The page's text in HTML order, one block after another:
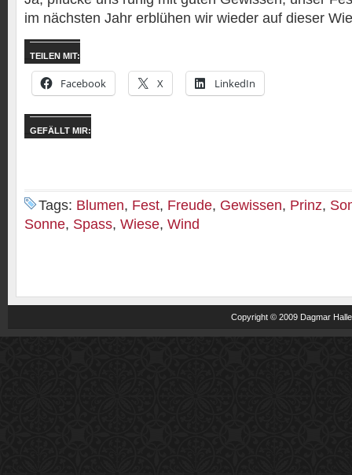
im nächsten Jahr erblühen wir wieder auf dieser
TEILEN MIT:
Facebook X LinkedIn
GEFÄLLT MIR:
Tags: Blumen, Fest, Freude, Gewissen, Prinz,
Sonne, Spass, Wiese, Wind
Copyright © 2009 Dagmar